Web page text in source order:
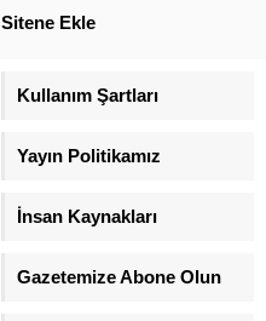
tarafından da yönetilen bir
PKK´nın kışkırtmasıyla,
Sitene Ekle
Kullanım Şartları
Yayın Politikamız
İnsan Kaynakları
Gazetemize Abone Olun